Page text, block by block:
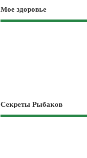
Мое здоровье
Секреты Рыбаков